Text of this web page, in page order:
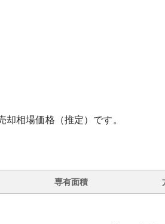
却相場価格（推定）です。
専有面積